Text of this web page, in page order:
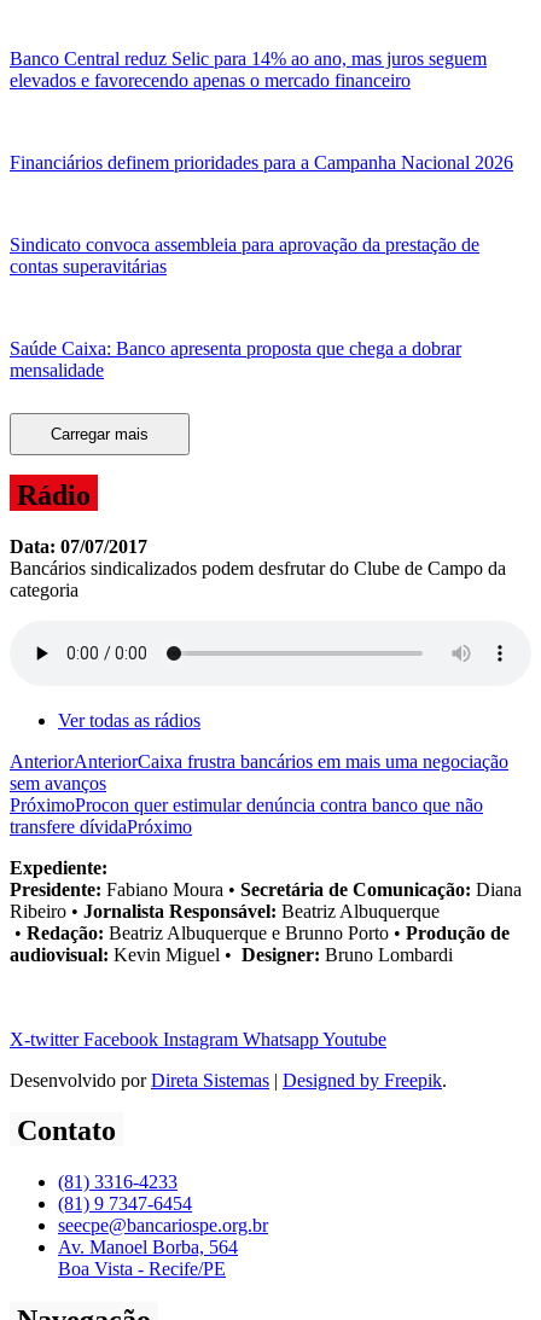
Banco Central reduz Selic para 14% ao ano, mas juros seguem
elevados e favorecendo apenas o mercado financeiro
Financiários definem prioridades para a Campanha Nacional 2026
Sindicato convoca assembleia para aprovação da prestação de
contas superavitárias
Saúde Caixa: Banco apresenta proposta que chega a dobrar
mensalidade
Carregar mais
Rádio
Data: 07/07/2017
Bancários sindicalizados podem desfrutar do Clube de Campo da
categoria
Ver todas as rádios
AnteriorAnteriorCaixa frustra bancários em mais uma negociação
sem avanços
PróximoProcon quer estimular denúncia contra banco que não
transfere dívidaPróximo
Expediente:
Presidente: Fabiano Moura • Secretária de Comunicação: Diana
Ribeiro • Jornalista Responsável: Beatriz Albuquerque
• Redação: Beatriz Albuquerque e Brunno Porto • Produção de
audiovisual: Kevin Miguel • Designer: Bruno Lombardi
X-twitter Facebook Instagram WhatsappYoutube
Desenvolvido porDireta Sistemas | Designed by Freepik.
Contato
(81) 3316-4233
(81) 9 7347-6454
seecpe@bancariospe.org.br
Av. Manoel Borba, 564
Boa Vista - Recife/PE